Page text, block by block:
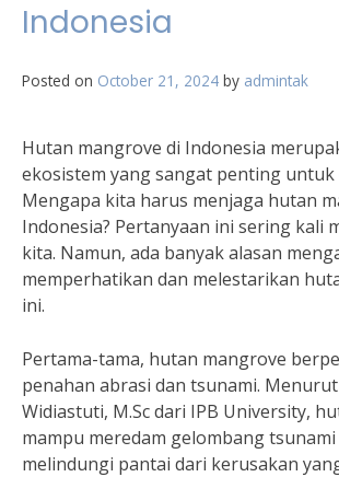
Indonesia
Posted on October 21, 2024 by admintak
Hutan mangrove di Indonesia
ekosistem yang sangat penting untuk
Mengapa kita harus menjaga hutan
Indonesia? Pertanyaan ini sering kali
kita. Namun, ada banyak alasan
memperhatikan dan melestarikan
ini.
Pertama-tama, hutan mangrove
penahan abrasi dan tsunami.
Widiastuti, M.Sc dari IPB University,
mampu meredam gelombang
melindungi pantai dari kerusakan